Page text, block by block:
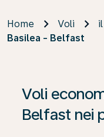
Home Voli
Basilea - Belfast
Voli
Belfast nei
Se non trova